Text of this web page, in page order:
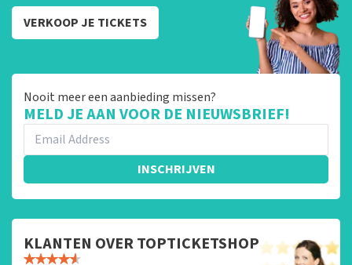
VERKOOP JE TICKETS
Nooit meer een aanbieding missen?
MELD JE AAN VOOR DE NIEUWSBRIEF!
INSCHRIJVEN
KLANTEN OVER TOPTICKETSHOP